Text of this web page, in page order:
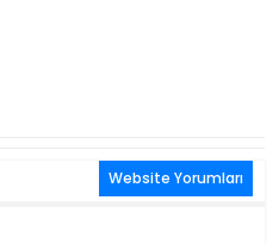
Website Yorumları